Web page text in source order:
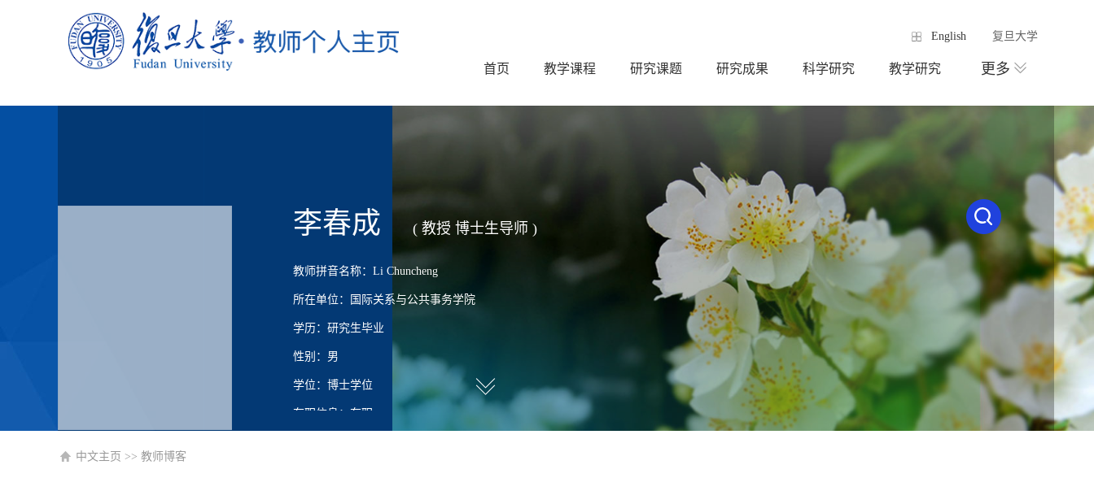
English 复旦大学
首页 教学课程 研究课题 研究成果 科学研究 教学研究 更多
李春成 ( 教授 博士生导师 )
教师拼音名称：Li Chuncheng
所在单位：国际关系与公共事务学院
学历：研究生毕业
性别：男
学位：博士学位
在职信息：在职
中文主页 >> 教师博客